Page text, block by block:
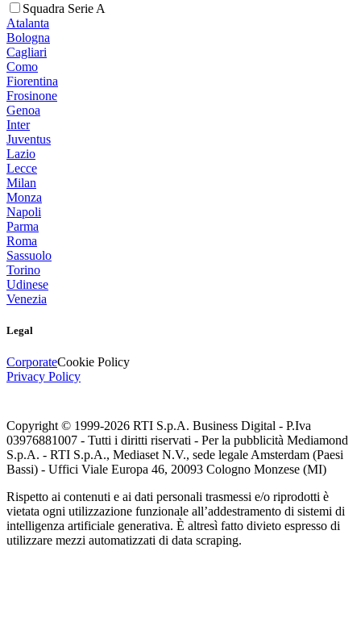
Squadra Serie A
Atalanta
Bologna
Cagliari
Como
Fiorentina
Frosinone
Genoa
Inter
Juventus
Lazio
Lecce
Milan
Monza
Napoli
Parma
Roma
Sassuolo
Torino
Udinese
Venezia
Legal
CorporateCookie Policy
Privacy Policy
Copyright © 1999-2026 RTI S.p.A. Business Digital - P.Iva
03976881007 - Tutti i diritti riservati - Per la pubblicità Mediamond
S.p.A. - RTI S.p.A., Mediaset N.V., sede legale Amsterdam (Paesi
Bassi) - Uffici Viale Europa 46, 20093 Cologno Monzese (MI)
Rispetto ai contenuti e ai dati personali trasmessi e/o riprodotti è
vietata ogni utilizzazione funzionale all’addestramento di sistemi di
intelligenza artificiale generativa. È altresì fatto divieto espresso di
utilizzare mezzi automatizzati di data scraping.